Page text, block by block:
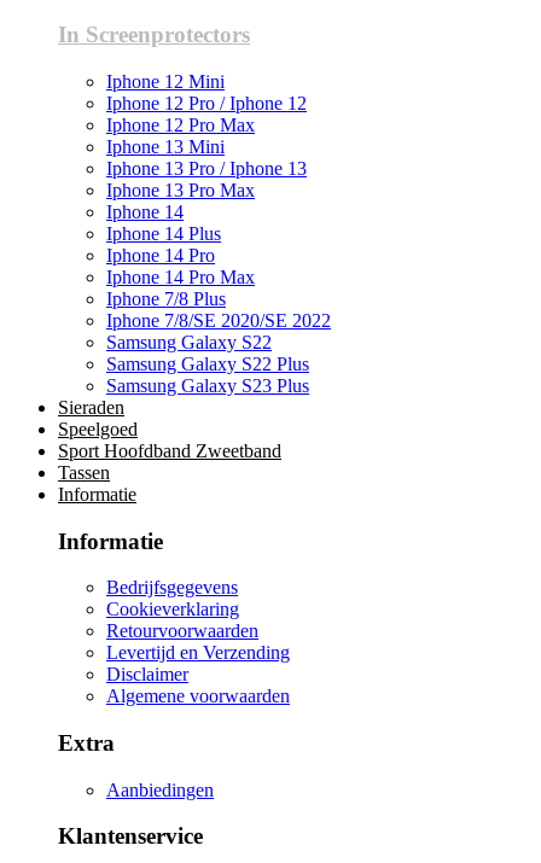
In Screenprotectors
Iphone 12 Mini
Iphone 12 Pro / Iphone 12
Iphone 12 Pro Max
Iphone 13 Mini
Iphone 13 Pro / Iphone 13
Iphone 13 Pro Max
Iphone 14
Iphone 14 Plus
Iphone 14 Pro
Iphone 14 Pro Max
Iphone 7/8 Plus
Iphone 7/8/SE 2020/SE 2022
Samsung Galaxy S22
Samsung Galaxy S22 Plus
Samsung Galaxy S23 Plus
Sieraden
Speelgoed
Sport Hoofdband Zweetband
Tassen
Informatie
Informatie
Bedrijfsgegevens
Cookieverklaring
Retourvoorwaarden
Levertijd en Verzending
Disclaimer
Algemene voorwaarden
Extra
Aanbiedingen
Klantenservice